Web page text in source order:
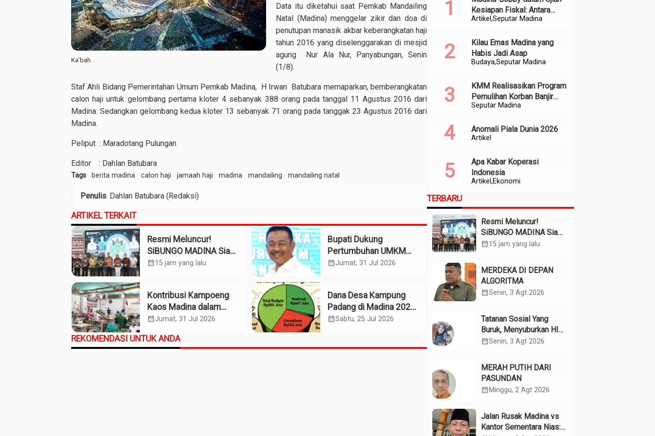
Ka’bah
Data itu diketahui saat Pemkab Mandailing
Natal (Madina) menggelar zikir dan doa di
penutupan manasik akbar keberangkatan haji
tahun 2016 yang diselenggarakan di mesjid
agung Nur Ala Nur, Panyabungan, Senin
(1/8).
Staf Ahli Bidang Pemerintahan Umum Pemkab Madina, H Irwan Batubara memaparkan, bemberangkatan
calon haji untuk gelombang pertama kloter 4 sebanyak 388 orang pada tanggal 11 Agustus 2016 dari
Madina. Sedangkan gelombang kedua kloter 13 sebanyak 71 orang pada tanggak 23 Agustus 2016 dari
Madina.
Peliput : Maradotang Pulungan
Editor : Dahlan Batubara
Tags berita madina calon haji jamaah haji madina mandailing mandailing natal
Penulis: Dahlan Batubara (Redaksi)
ARTIKEL TERKAIT
Resmi Meluncur!
SiBUNGO MADINA Siap
Optimalkan Pendapatan
calendar_month15 jam yang lalu
Bupati Dukung
Pertumbuhan UMKM
Termasuk Kampoeng
calendar_monthJumat, 31 Jul 2026
Kontribusi Kampoeng
Kaos Madina dalam
Industri Budaya dan
calendar_monthJumat, 31 Jul 2026
Dana Desa Kampung
Padang di Madina 2025:
Pagu Rp965 Juta,
calendar_monthSabtu, 25 Jul 2026
REKOMENDASI UNTUK ANDA
Artikel Seputar Madina
Kesiapan Fiskal: Antara
Kedekatan Politik dan
BudayaSeputar Madina
Kilau Emas Madina yang
Habis Jadi Asap
Seputar Madina
KMM Realisasikan Program
Pemulihan Korban Banjir
dan Longsor di Kabupaten
Artikel
Anomali Piala Dunia 2026
Artikel Ekonomi
Apa Kabar Koperasi
Indonesia
TERBARU
Resmi Meluncur!
SiBUNGO MADINA Siap
Optimalkan Pendapatan
calendar_month15 jam yang lalu
MERDEKA DI DEPAN
ALGORITMA
calendar_monthSenin, 3 Agt 2026
Tatanan Sosial Yang
Buruk, Menyuburkan HIV
Pada Remaja
calendar_monthSenin, 3 Agt 2026
MERAH PUTIH DARI
PASUNDAN
calendar_month Minggu, 2 Agt 2026
Jalan Rusak Madina vs
Kantor Sementara Nias: